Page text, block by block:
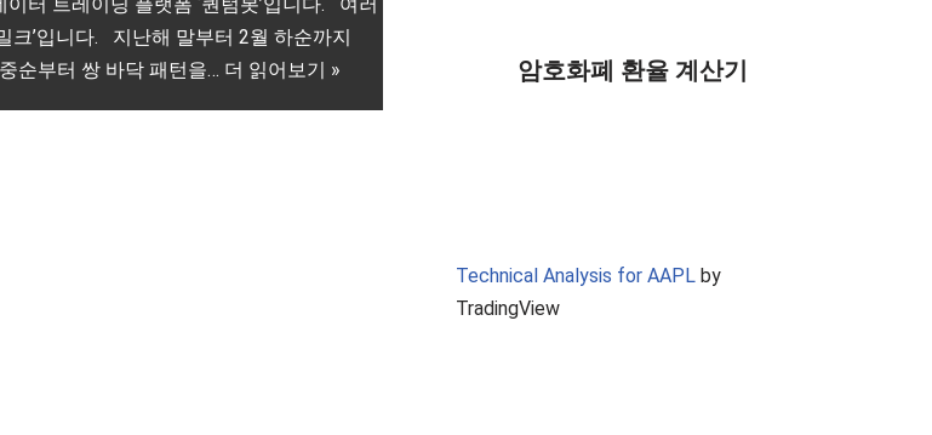
크’입니다. 지난해 말부터 2월 하순까지
순부터 쌍 바닥 패턴을… 더 읽어보기 » 암호화폐 환율 계산기
Technical Analysis for AAPL by
TradingView